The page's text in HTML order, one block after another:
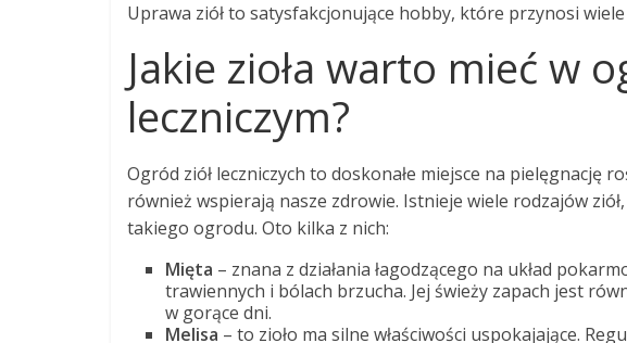
Uprawa ziół to satysfakcjonujące hobby, które przynosi
Jakie zioła warto mieć w
leczniczym?
Ogród ziół leczniczych to doskonałe miejsce na pielęgnację
również wspierają nasze zdrowie. Istnieje wiele rodzajów
takiego ogrodu. Oto kilka z nich:
Mięta – znana z działania łagodzącego na układ
trawiennych i bólach brzucha. Jej świeży zapach jest
w gorące dni.
Melisa – to zioło ma silne właściwości uspokajające.